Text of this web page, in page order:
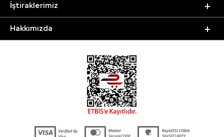
İştiraklerimiz
Hakkımızda